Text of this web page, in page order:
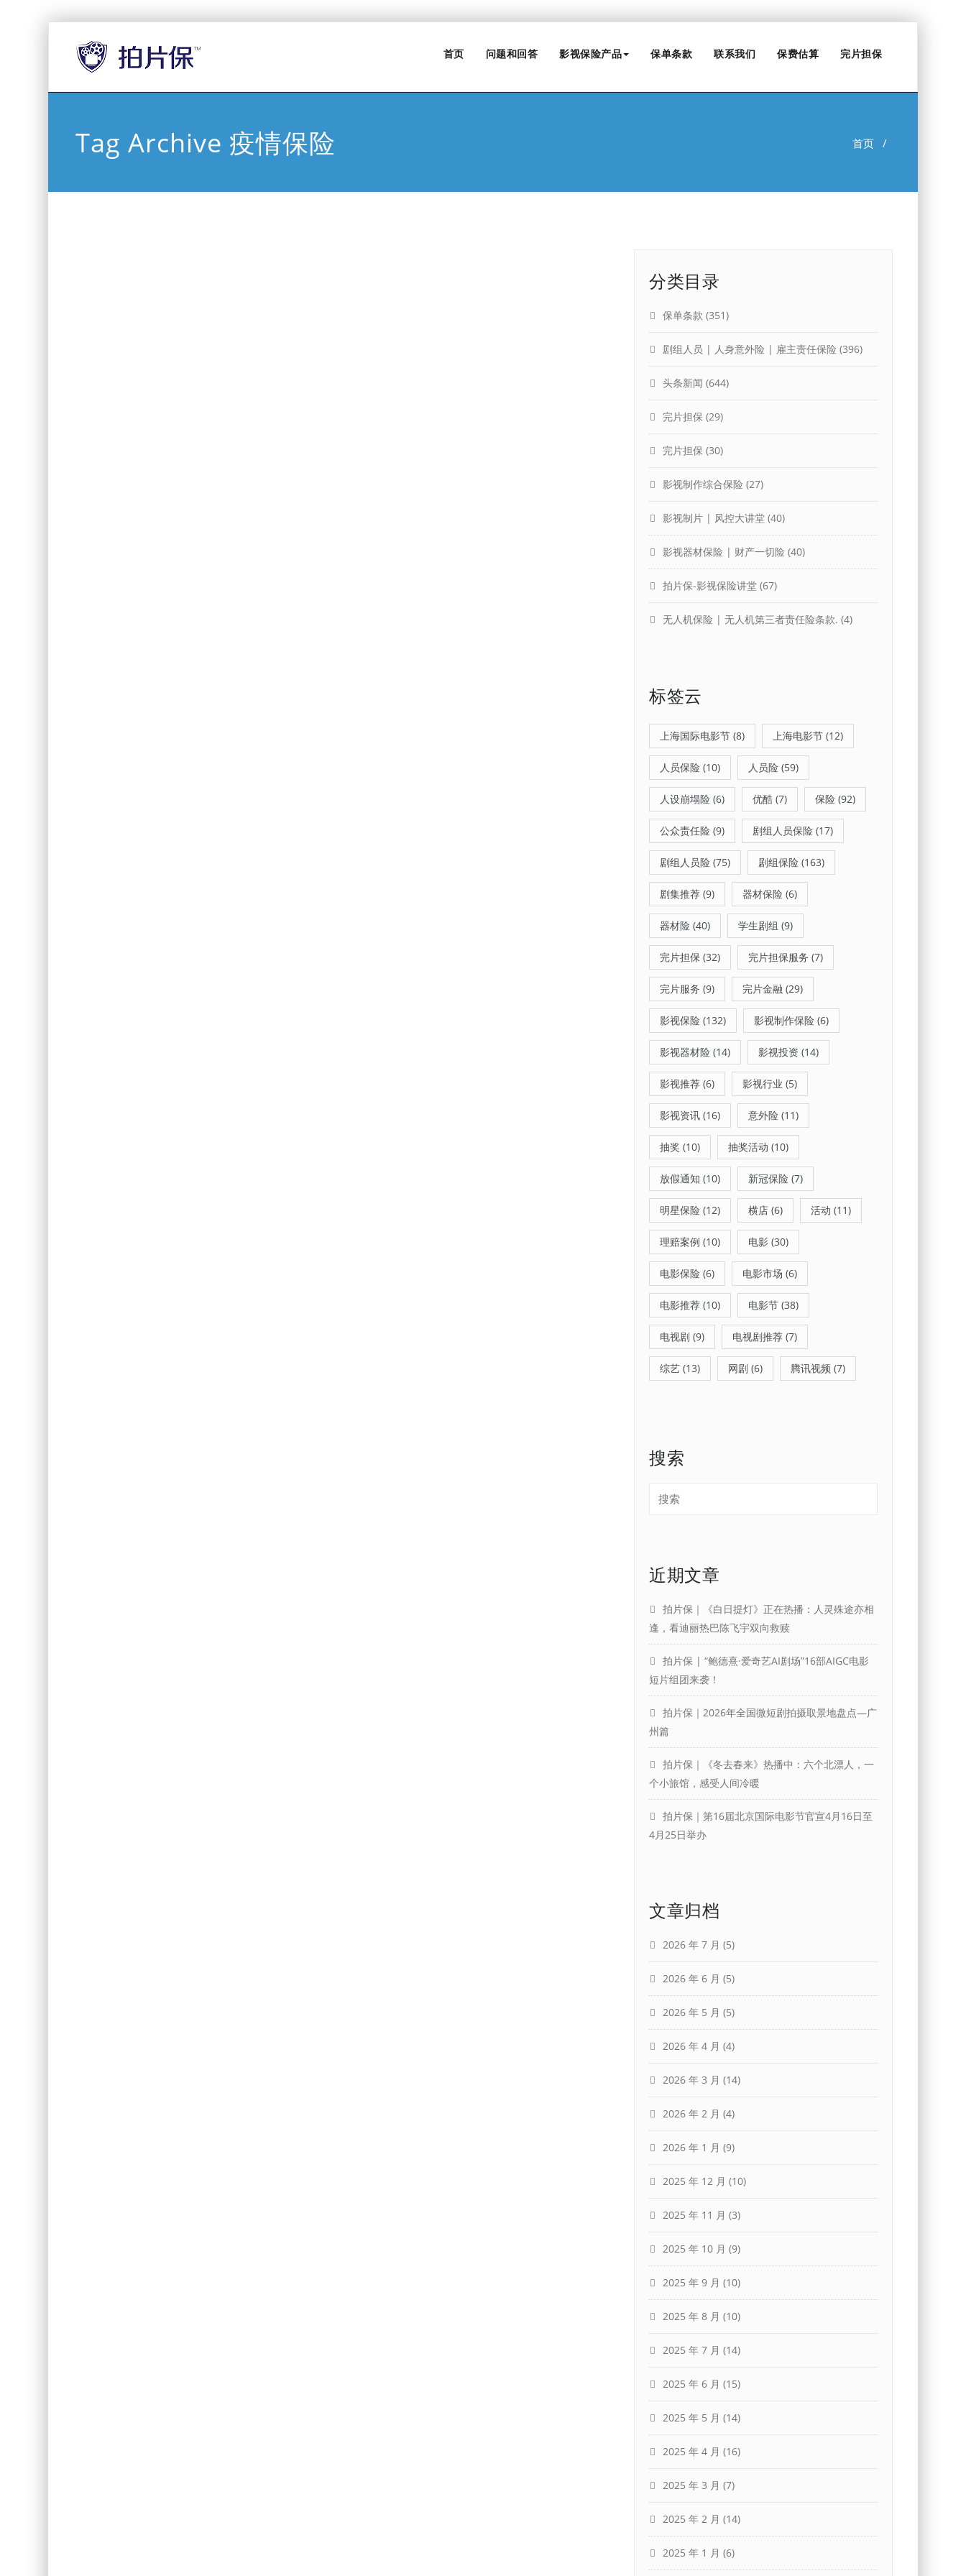
首页 问题和回答 影视保险产品 保单条款 联系我们 保费估算 完片担保
Tag Archive 疫情保险 首页 /
分类目录
保单条款 (351)
剧组人员 | 人身意外险 | 雇主责任保险 (396)
头条新闻 (644)
完片担保 (29)
完片担保 (30)
影视制作综合保险 (27)
影视制片 | 风控大讲堂 (40)
影视器材保险 | 财产一切险 (40)
拍片保-影视保险讲堂 (67)
无人机保险 | 无人机第三者责任险条款. (4)
标签云
上海国际电影节 (8) 上海电影节 (12)
人员保险 (10) 人员险 (59)
人设崩塌险 (6) 优酷 (7) 保险 (92)
公众责任险 (9) 剧组人员保险 (17)
剧组人员险 (75) 剧组保险 (163)
剧集推荐 (9) 器材保险 (6)
器材险 (40) 学生剧组 (9)
完片担保 (32) 完片担保服务 (7)
完片服务 (9) 完片金融 (29)
影视保险 (132) 影视制作保险 (6)
影视器材险 (14) 影视投资 (14)
影视推荐 (6) 影视行业 (5)
影视资讯 (16) 意外险 (11)
抽奖 (10) 抽奖活动 (10)
放假通知 (10) 新冠保险 (7)
明星保险 (12) 横店 (6) 活动 (11)
理赔案例 (10) 电影 (30)
电影保险 (6) 电影市场 (6)
电影推荐 (10) 电影节 (38)
电视剧 (9) 电视剧推荐 (7)
综艺 (13) 网剧 (6) 腾讯视频 (7)
搜索
近期文章
拍片保｜《白日提灯》正在热播：人灵殊途亦相
逢，看迪丽热巴陈飞宇双向救赎
拍片保 | “鲍德熹·爱奇艺AI剧场”16部AIGC电影
短片组团来袭！
拍片保｜2026年全国微短剧拍摄取景地盘点—广
州篇
拍片保｜《冬去春来》热播中：六个北漂人，一
个小旅馆，感受人间冷暖
拍片保｜第16届北京国际电影节官宣4月16日至
4月25日举办
文章归档
2026 年 7 月 (5)
2026 年 6 月 (5)
2026 年 5 月 (5)
2026 年 4 月 (4)
2026 年 3 月 (14)
2026 年 2 月 (4)
2026 年 1 月 (9)
2025 年 12 月 (10)
2025 年 11 月 (3)
2025 年 10 月 (9)
2025 年 9 月 (10)
2025 年 8 月 (10)
2025 年 7 月 (14)
2025 年 6 月 (15)
2025 年 5 月 (14)
2025 年 4 月 (16)
2025 年 3 月 (7)
2025 年 2 月 (14)
2025 年 1 月 (6)